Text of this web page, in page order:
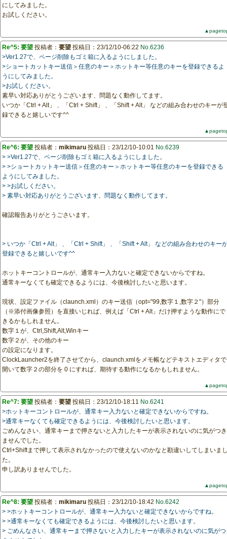
にしてみました。
お試しください。
Re^5: 要望 投稿者： 要望 投稿日：23/12/10-06:22 No.6236
>Ver1.27で、ページ削除もゴミ箱に入るようにしました。
>ショートカットキー送信＞任意のキー＞ホットキー等任意のキーを登録できるよ
うにしてみました。
>お試しください。
素早い対応ありがとうございます、問題なく動作してます。
いつか「Ctrl + Alt」 、「Ctrl + Shift」 、「Shift + Alt」 などの組み合わせのキーが
録できると嬉しいです^^
Re^6: 要望 投稿者： mikimaru 投稿日：23/12/10-10:01 No.6239
> >Ver1.27で、ページ削除もゴミ箱に入るようにしました。
> >ショートカットキー送信＞任意のキー＞ホットキー等任意のキーを登録できる
ようにしてみました。
> >お試しください。
> 素早い対応ありがとうございます、問題なく動作してます。
確認報告ありがとうごさいます。
> いつか「Ctrl + Alt」 、「Ctrl + Shift」 、「Shift + Alt」 などの組み合わせのキー
登録できると嬉しいです^^
ホットキーコントロールが、通常キー入力ないと確定できないからですね。
通常キーなくても確定できるようには、今後検討したいと思います。
現状、設定ファイル（claunch.xml）のキー送信（opt="99,数字１,数字２"）部分
（※添付画像参照）を直接いじれば、例えば「Ctrl + Alt」だけ押すような動作にで
きるかもしれません。
数字１が、Ctrl,Shift,Alt,Winキー
数字２が、その他のキー
の設定になります。
ClockLauncher2を終了させてから、claunch.xmlをメモ帳などテキストエディタで
開いて数字２の部分を 0 にすれば、期待する動作になるかもしれません。
Re^7: 要望 投稿者： 要望 投稿日：23/12/10-18:11 No.6241
>ホットキーコントロールが、通常キー入力ないと確定できないからですね。
>通常キーなくても確定できるようには、今後検討したいと思います。
ごめんなさい、通常キーまで押さないと入力したキーが表示されないのに気がつき
ませんでした。
Ctrl+Shiftまで押して表示されなかったので使えないのかなと勘違いしてしまいま
た。
申し訳ありませんでした。
Re^8: 要望 投稿者： mikimaru 投稿日：23/12/10-18:42 No.6242
> >ホットキーコントロールが、通常キー入力ないと確定できないからですね。
> >通常キーなくても確定できるようには、今後検討したいと思います。
> ごめんなさい、通常キーまで押さないと入力したキーが表示されないのに気がつ